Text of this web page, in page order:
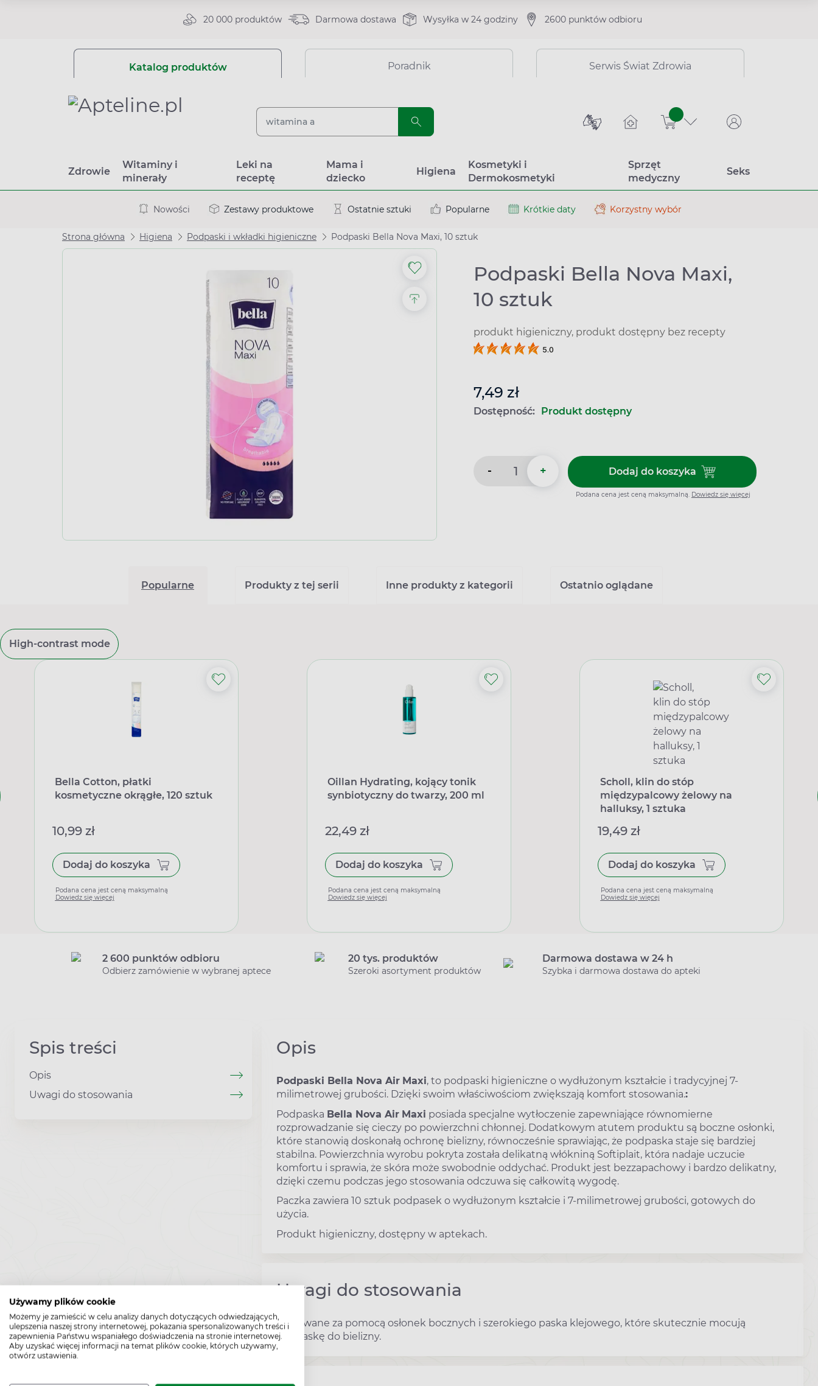
Używamy plików cookie
Możemy je zamieścić w celu analizy danych dotyczących odwiedzających,
ulepszenia naszej strony internetowej, pokazania spersonalizowanych treści i
zapewnienia Państwu wspaniałego doświadczenia na stronie internetowej.
Aby uzyskać więcej informacji na temat plików cookie, których używamy,
otwórz ustawienia.
20 000 produktów Darmowa dostawa Wysyłka w 24 godziny 2600 punktów odbioru
Katalog produktów Poradnik Serwis Świat Zdrowia
sztuk
Zdrowie
Witaminy i
minerały
Leki na
receptę
Mama i
dziecko
Higiena
Kosmetyki i
Dermokosmetyki
Sprzęt
medyczny
Seks
Nowości Zestawy produktowe Ostatnie sztuki Popularne Krótkie daty Korzystny wybór
Strona główna Higiena Podpaski i wkładki higieniczne Podpaski Bella Nova Maxi, 10 sztuk
Podpaski Bella Nova Maxi,
10 sztuk
produkt higieniczny, produkt dostępny bez recepty
5.0
7,49 zł
Dostępność: Produkt dostępny
- + Dodaj do koszykaDodaj do koszyka Podpaski
Podana cena jest ceną maksymalną. Dowiedz się więcej
Popularne Produkty z tej serii Inne produkty z kategorii Ostatnio oglądane
High-contrast mode
Bella Cotton, płatki
kosmetyczne okrągłe, 120 sztuk
10,99 zł
Dodaj do koszyka
Podana cena jest ceną maksymalną
Dowiedz się więcej
Oillan Hydrating, kojący tonik
synbiotyczny do twarzy, 200 ml
22,49 zł
Dodaj do koszyka
Podana cena jest ceną maksymalną
Dowiedz się więcej
Scholl, klin do stóp
międzypalcowy żelowy na
halluksy, 1 sztuka
19,49 zł
Dodaj do koszyka
Podana cena jest ceną maksymalną
Dowiedz się więcej
2 600 punktów odbioru
Odbierz zamówienie w wybranej aptece
20 tys. produktów
Szeroki asortyment produktów
Darmowa dostawa w 24 h
Szybka i darmowa dostawa do apteki
Spis treści
Opis
Uwagi do stosowania
Opis
Podpaski Bella Nova Air Maxi, to podpaski higieniczne o wydłużonym kształcie i tradycyjnej 7-
milimetrowej grubości. Dzięki swoim właściwościom zwiększają komfort stosowania.:
Podpaska Bella Nova Air Maxi posiada specjalne wytłoczenie zapewniające równomierne
rozprowadzanie się cieczy po powierzchni chłonnej. Dodatkowym atutem produktu są boczne osłonki,
które stanowią doskonałą ochronę bielizny, równocześnie sprawiając, że podpaska staje się bardziej
stabilna. Powierzchnia wyrobu pokryta została delikatną włókniną Softiplait, która nadaje uczucie
komfortu i sprawia, że skóra może swobodnie oddychać. Produkt jest bezzapachowy i bardzo delikatny,
dzięki czemu podczas jego stosowania odczuwa się całkowitą wygodę.
Paczka zawiera 10 sztuk podpasek o wydłużonym kształcie i 7-milimetrowej grubości, gotowych do
użycia.
Produkt higieniczny, dostępny w aptekach.
Uwagi do stosowania
Mocowane za pomocą osłonek bocznych i szerokiego paska klejowego, które skutecznie mocują
podpaskę do bielizny.